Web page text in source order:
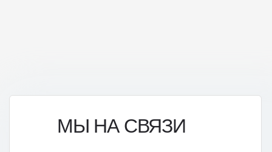
МЫ НА СВЯЗИ